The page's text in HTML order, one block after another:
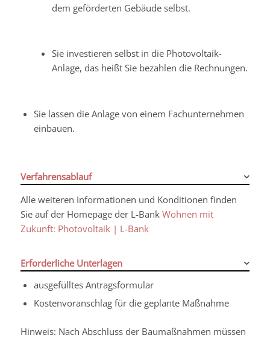
dem geförderten Gebäude selbst.
Sie investieren selbst in die Photovoltaik-
Anlage, das heißt Sie bezahlen die Rechnungen.
Sie lassen die Anlage von einem Fachunternehmen
einbauen.
Verfahrensablauf
Alle weiteren Informationen und Konditionen finden
Sie auf der Homepage der L-Bank Wohnen mit
Zukunft: Photovoltaik | L-Bank
Erforderliche Unterlagen
ausgefülltes Antragsformular
Kostenvoranschlag für die geplante Maßnahme
Hinweis: Nach Abschluss der Baumaßnahmen müssen